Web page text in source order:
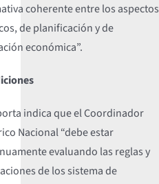
coherente entre los aspectos
de planificación y de
económica”.
indica que el Coordinador
Nacional “debe estar
evaluando las reglas y
de los sistema de